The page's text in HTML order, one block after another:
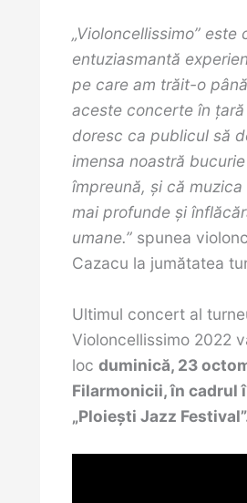
„Violoncellissimo” este
entuziasmantă
pe care am trăit-o
aceste concerte în țară
doresc ca publicul să
imensa noastră
împreună, și că
mai profunde și
umane.” spunea
Cazacu la jumătatea
Ultimul concert al
Violoncellissimo 2022
loc duminică, 23
Filarmonicii, în cadrul
„Ploieşti Jazz